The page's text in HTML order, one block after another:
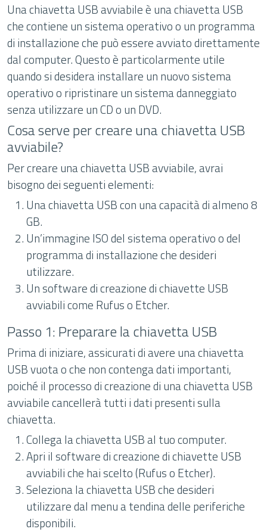
Una chiavetta USB avviabile è una chiavetta USB
che contiene un sistema operativo o un programma
di installazione che può essere avviato direttamente
dal computer. Questo è particolarmente utile
quando si desidera installare un nuovo sistema
operativo o ripristinare un sistema danneggiato
senza utilizzare un CD o un DVD.
Cosa serve per creare una chiavetta USB
avviabile?
Per creare una chiavetta USB avviabile, avrai
bisogno dei seguenti elementi:
Una chiavetta USB con una capacità di almeno 8
GB.
Un’immagine ISO del sistema operativo o del
programma di installazione che desideri
utilizzare.
Un software di creazione di chiavette USB
avviabili come Rufus o Etcher.
Passo 1: Preparare la chiavetta USB
Prima di iniziare, assicurati di avere una chiavetta
USB vuota o che non contenga dati importanti,
poiché il processo di creazione di una chiavetta USB
avviabile cancellerà tutti i dati presenti sulla
chiavetta.
Collega la chiavetta USB al tuo computer.
Apri il software di creazione di chiavette USB
avviabili che hai scelto (Rufus o Etcher).
Seleziona la chiavetta USB che desideri
utilizzare dal menu a tendina delle periferiche
disponibili.